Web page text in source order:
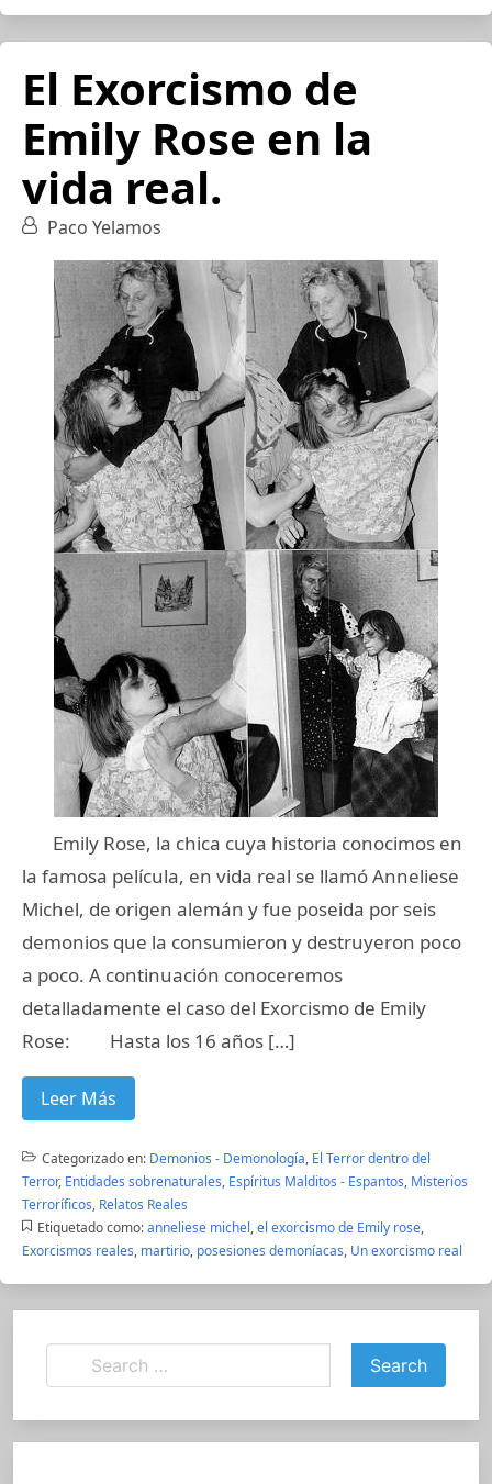
El Exorcismo de
Emily Rose en la
vida real.
Paco Yelamos
Emily Rose, la chica cuya historia conocimos en
la famosa película, en vida real se llamó Anneliese
Michel, de origen alemán y fue poseida por seis
demonios que la consumieron y destruyeron poco
a poco. A continuación conoceremos
detalladamente el caso del Exorcismo de Emily
Rose: Hasta los 16 años […]
Leer Más
Categorizado en: Demonios - Demonología, El Terror dentro del
Terror, Entidades sobrenaturales, Espíritus Malditos - Espantos, Misterios
Terroríficos, Relatos Reales
Etiquetado como: anneliese michel,el exorcismo de Emily rose,
Exorcismos reales, martirio, posesiones demoníacas, Un exorcismo real